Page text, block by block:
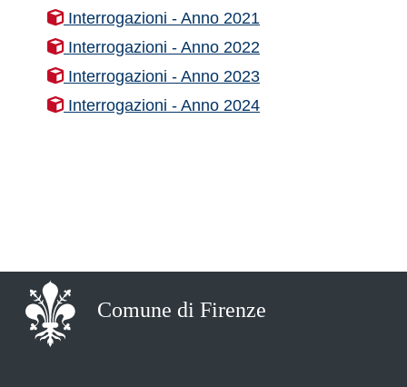
Interrogazioni - Anno 2021
Interrogazioni - Anno 2022
Interrogazioni - Anno 2023
Interrogazioni - Anno 2024
Comune di Firenze